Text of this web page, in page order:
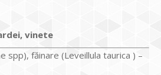
vinete
spp), făinare (Leveillula taurica ) –